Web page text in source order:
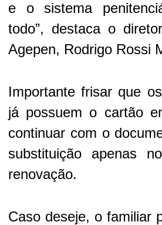
e o sistema
todo”, destaca o
Agepen, Rodrigo Rossi
Importante frisar que
já possuem o cartão
continuar com o
substituição apenas
renovação.
Caso deseje, o familiar